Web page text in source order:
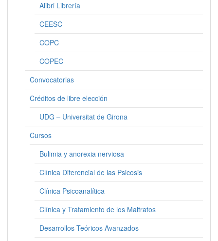
Alibri Librería
CEESC
COPC
COPEC
Convocatorias
Créditos de libre elección
UDG – Universitat de Girona
Cursos
Bulimia y anorexia nerviosa
Clínica Diferencial de las Psicosis
Clínica Psicoanalítica
Clínica y Tratamiento de los Maltratos
Desarrollos Teóricos Avanzados